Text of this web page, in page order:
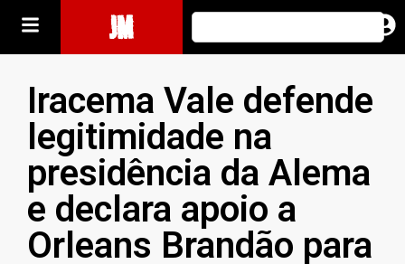
JM
Iracema Vale defende
legitimidade na
presidência da Alema
e declara apoio a
Orleans Brandão para